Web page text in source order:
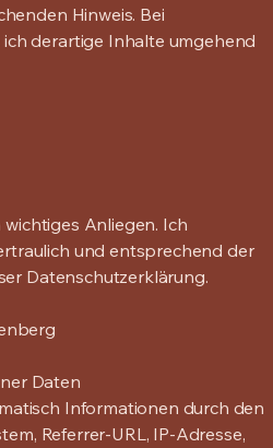
Hinweis. Bei
derartige Inhalte umgehend
Anliegen. Ich
und entsprechend der
Datenschutzerklärung.
Daten
Informationen durch den
Referrer-URL, IP-Adresse,